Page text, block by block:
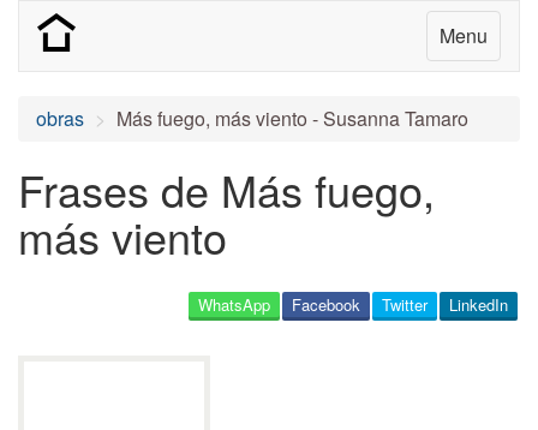
Menu
obras Más fuego, más viento - Susanna Tamaro
Frases de Más fuego,
más viento
LinkedIn
Twitter
Facebook
WhatsApp